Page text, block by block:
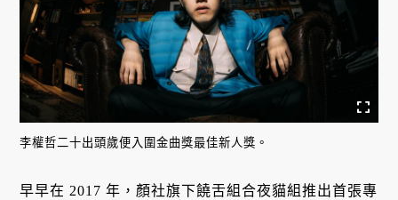
李權哲二十出頭歲便入圍金曲獎最佳新人獎。
早早在 2017 年，顏社旗下饒舌組合夜貓組推出首張專